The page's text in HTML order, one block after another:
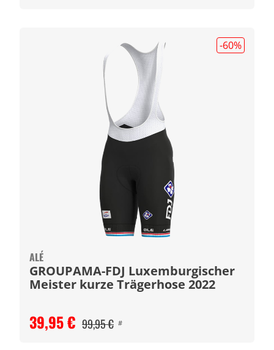
-60%
ALÉ
GROUPAMA-FDJ Luxemburgischer
Meister kurze Trägerhose 2022
39,95 € 99,95 € #